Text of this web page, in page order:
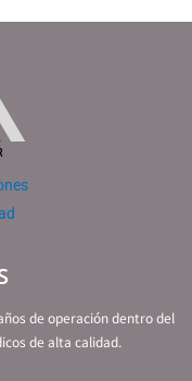
de operación dentro del
de alta calidad.